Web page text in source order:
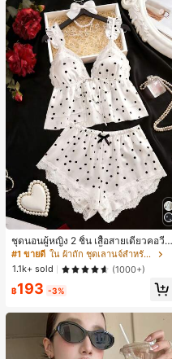
ชุดนอนผู้หญิง 2 ชิ้น เสื้อสายเดี่ยวคอวีลู
กไม้ พร้อมกางเกงขาสั้นแต่งลูกไม้ แต่ง
โบว์ที่เอว ชุดลำลองผู้หญิงนุ่มสบายน่ารั
ก สไตล์เอสเธติก
#1 ขายดี
ใน ผ้าถัก ชุดเลานจ์สำหรับผู้หญิง
1.1k+ sold
(1000+)
฿193 -3%